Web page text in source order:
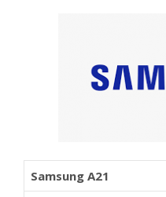
Samsung A21